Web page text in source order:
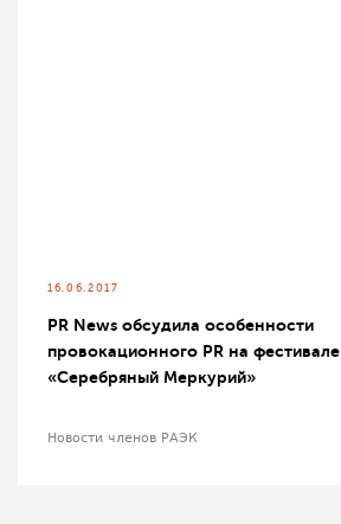
16.06.2017
PR News обсудила особенности
провокационного PR на фестивале
«Серебряный Меркурий»
Новости членов РАЭК